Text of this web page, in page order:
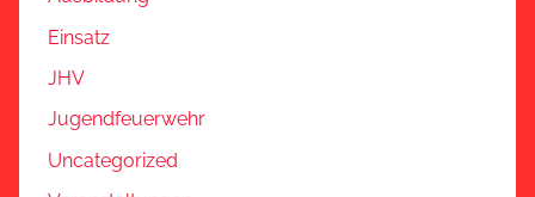
Einsatz
JHV
Jugendfeuerwehr
Uncategorized